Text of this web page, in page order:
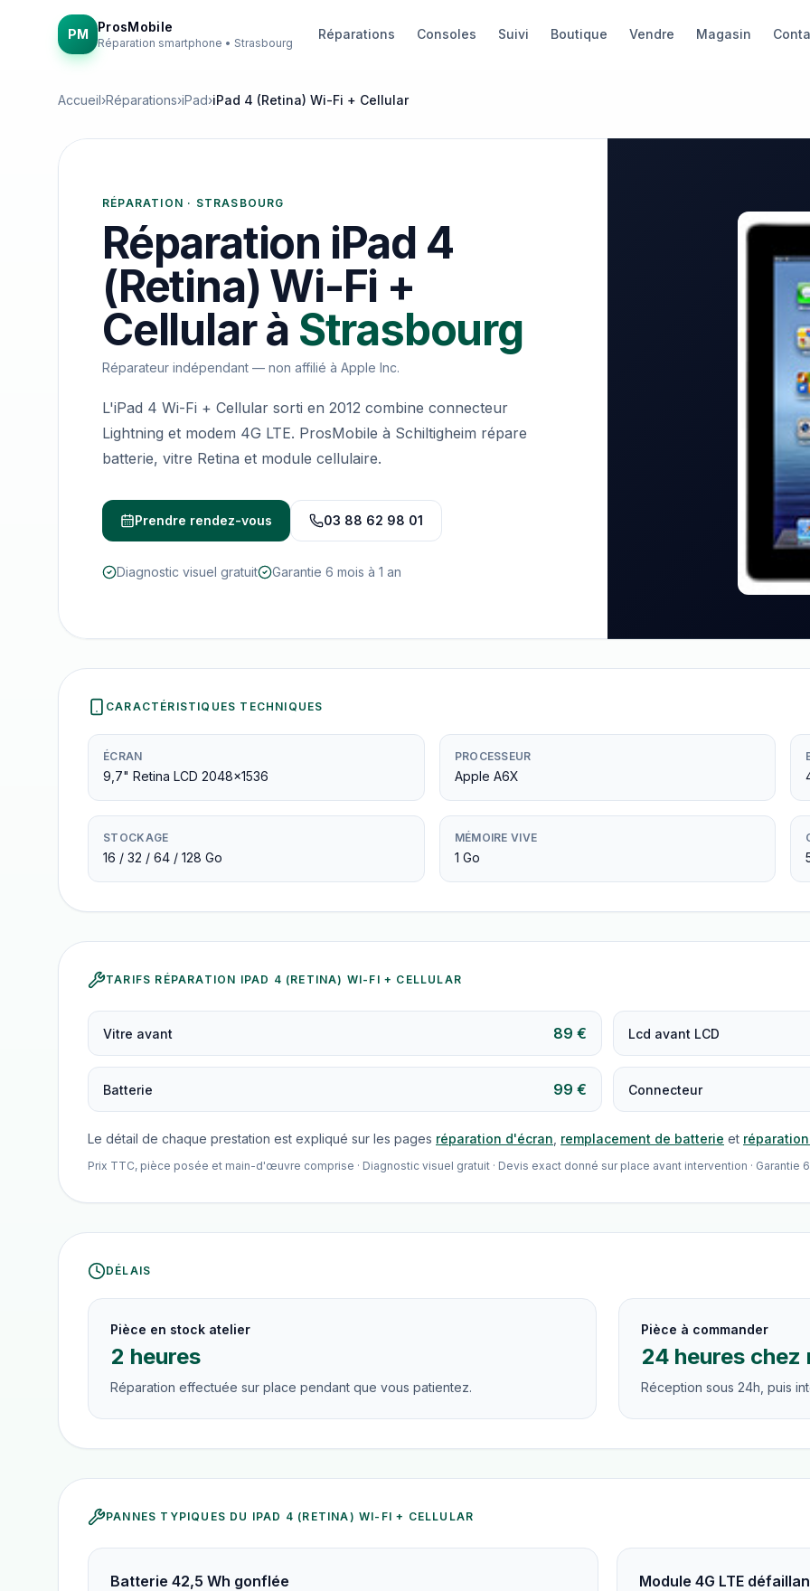
PM ProsMobile
Réparation smartphone • Strasbourg
Réparations Consoles Suivi Boutique Vendre Magasin
Accueil›Réparations›iPad›iPad 4 (Retina) Wi-Fi + Cellular
RÉPARATION · STRASBOURG
Réparation iPad 4
(Retina) Wi-Fi +
Cellularà Strasbourg
Réparateur indépendant — non affilié à Apple Inc.
L'iPad 4 Wi-Fi + Cellular sorti en 2012 combine connecteur
Lightning et modem 4G LTE. ProsMobile à Schiltigheim répare
batterie, vitre Retina et module cellulaire.
Prendre rendez-vous 03 88 62 98 01
Diagnostic visuel gratuit Garantie 6 mois à 1 an
CARACTÉRISTIQUES TECHNIQUES
ÉCRAN
9,7" Retina LCD 2048×1536
PROCESSEUR
Apple A6X
STOCKAGE
16 / 32 / 64 / 128 Go
MÉMOIRE VIVE
1 Go
TARIFS RÉPARATION IPAD 4 (RETINA) WI-FI + CELLULAR
Vitre avant 89 € Lcd avant LCD
Batterie 99 € Connecteur
Le détail de chaque prestation est expliqué sur les pages réparation d'écran remplacement de batterie et
Prix TTC, pièce posée et main-d'œuvre comprise · Diagnostic visuel gratuit · Devis exact donné sur place avant intervention · Garantie
DÉLAIS
Pièce en stock atelier
2 heures
Réparation effectuée sur place pendant que vous patientez.
Pièce à commander
24 heures
Réception sous 24h, puis
PANNES TYPIQUES DU IPAD 4 (RETINA) WI-FI + CELLULAR
Batterie 42,5 Wh gonflée Module 4G LTE